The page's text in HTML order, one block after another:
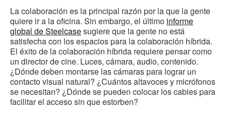
La colaboración es la principal razón por la que la gente
quiere ir a la oficina. Sin embargo, el último informe
global de Steelcasesugiere que la gente no está
satisfecha con los espacios para la colaboración híbrida.
El éxito de la colaboración híbrida requiere pensar como
un director de cine. Luces, cámara, audio, contenido.
¿Dónde deben montarse las cámaras para lograr un
contacto visual natural? ¿Cuántos altavoces y micrófonos
se necesitan? ¿Dónde se pueden colocar los cables para
facilitar el acceso sin que estorben?